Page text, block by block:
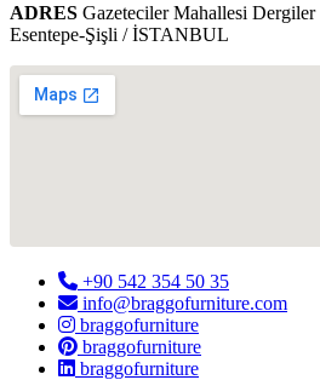
ADRES Gazeteciler Mahallesi
Esentepe-Şişli / İSTANBUL
+90 542 354 50 35
info@braggofurniture.com
braggofurniture
braggofurniture
braggofurniture